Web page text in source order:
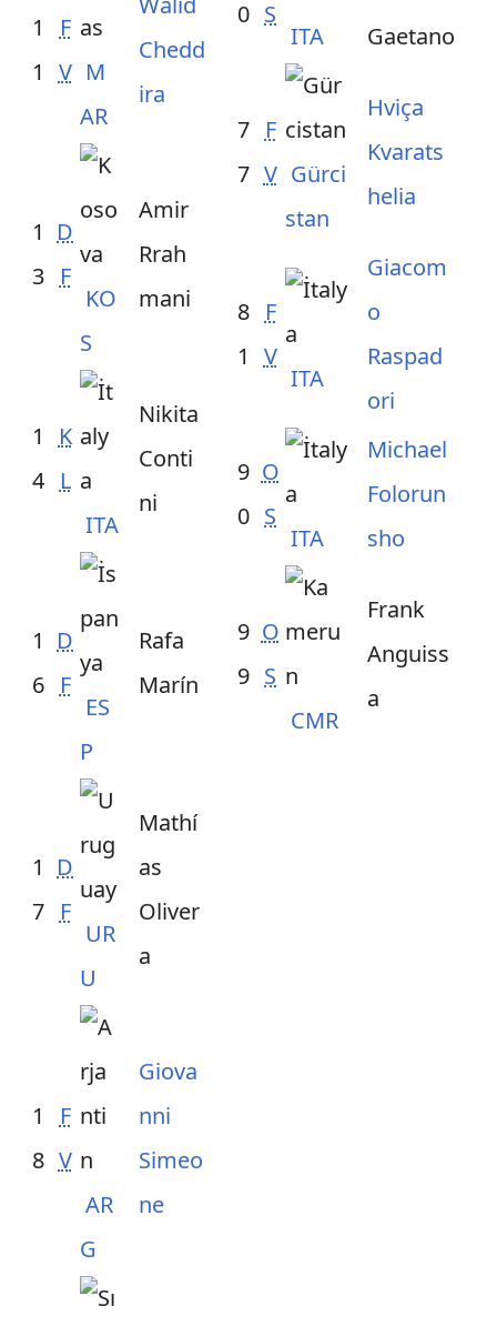
1
1
F
V M
AR
Chedd
ira
1
3
D
F
KO
S
Amir
Rrah
mani
1
4
K
L
ITA
Nikita
Conti
ni
1
6
D
F
ES
P
Rafa
Marín
1
7
D
F
UR
U
Mathí
as
Oliver
a
1
8
F
V
AR
G
Giova
nni
Simeo
ne
0 S
ITA
Gaetano
7
7
F
V Gürci
stan
Hviça
Kvarats
helia
8
1
F
V
ITA
Giacom
o
Raspad
ori
9
0
O
S
ITA
Michael
Folorun
sho
9
9
O
S
CMR
Frank
Anguiss
a